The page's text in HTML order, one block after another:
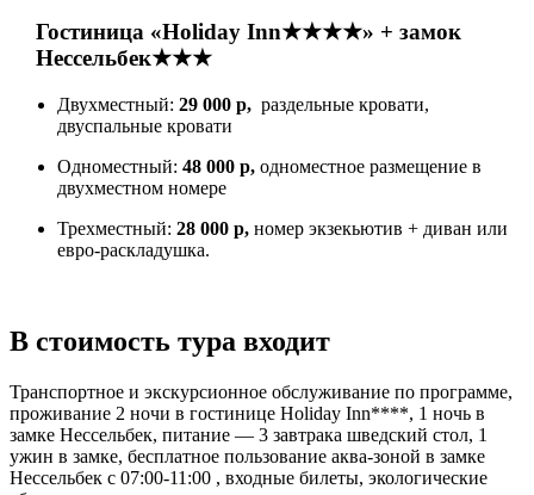
Гостиница «Holiday Inn★★★★» + замок
Нессельбек★★★
Двухместный: 29 000 р, раздельные кровати,
двуспальные кровати
Одноместный: 48 000 р, одноместное размещение в
двухместном номере
Трехместный: 28 000 р, номер экзекьютив + диван или
евро-раскладушка.
В стоимость тура входит
Транспортное и экскурсионное обслуживание по программе,
проживание 2 ночи в гостинице Holiday Inn****, 1 ночь в
замке Нессельбек, питание — 3 завтрака шведский стол, 1
ужин в замке, бесплатное пользование аква-зоной в замке
Нессельбек с 07:00-11:00 , входные билеты, экологические